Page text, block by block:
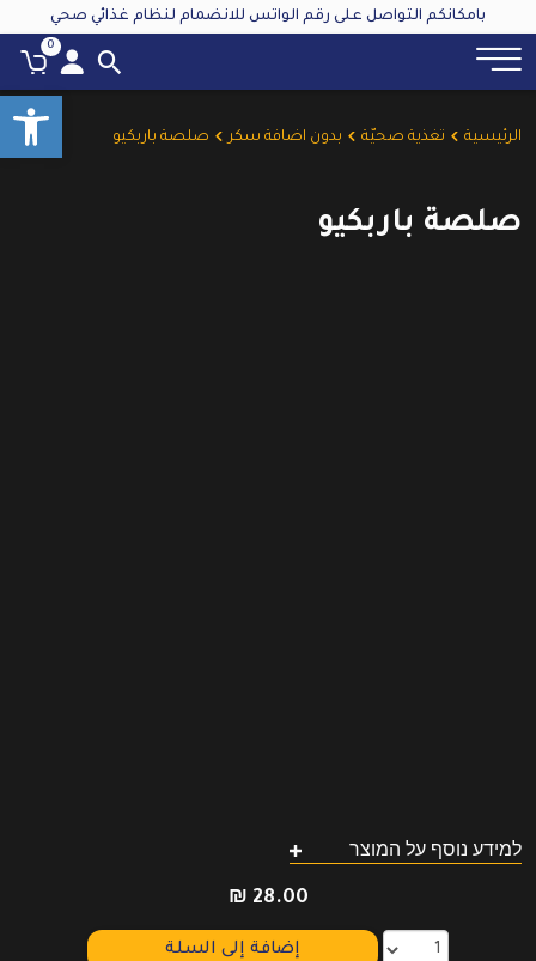
بامكانكم التواصل على رقم الواتس للانضمام لنظام غذائي صحي
0
الرئيسية تغذية صحيّة بدون اضافة سكر صلصة باربكيو
صلصة باربكيو
למידע נוסף על המוצר
₪ 28.00
إضافة إلى السلة